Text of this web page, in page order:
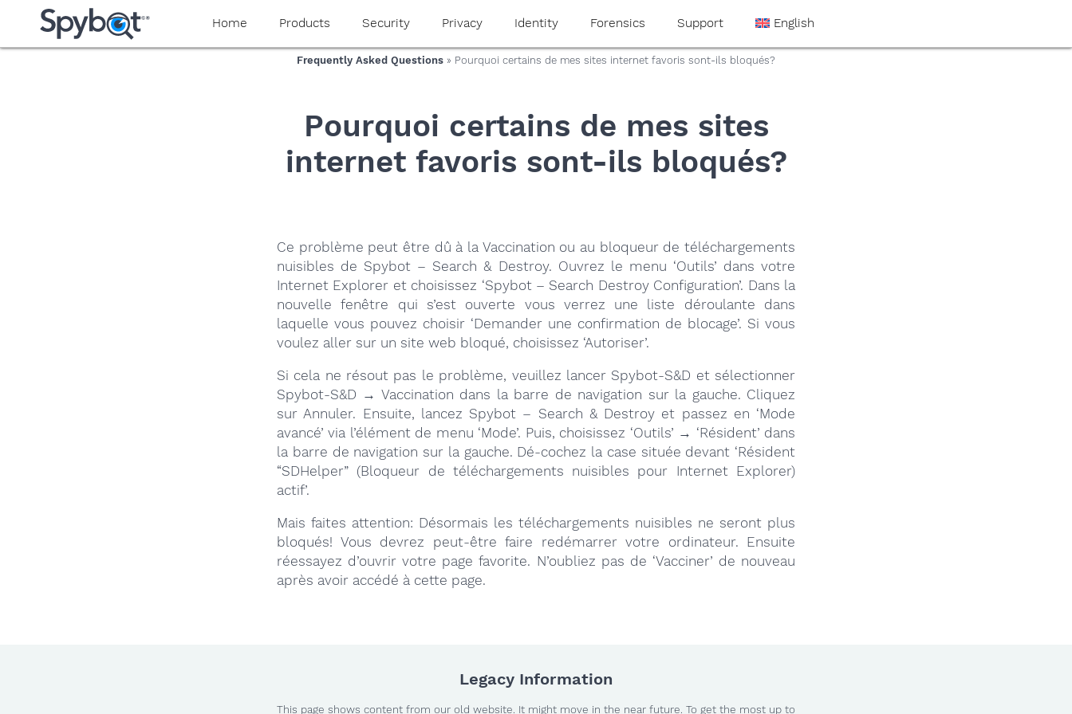
yaaaeag20
Home Products Security Privacy Identity Forensics Support English
Frequently Asked Questions » Pourquoi certains de mes sites internet favoris sont-ils bloqués?
Pourquoi certains de mes sites
internet favoris sont-ils bloqués?
Ce problème peut être dû à la Vaccination ou au bloqueur de téléchargements
nuisibles de Spybot – Search & Destroy. Ouvrez le menu ‘Outils’ dans votre
Internet Explorer et choisissez ‘Spybot – Search Destroy Configuration’. Dans la
nouvelle fenêtre qui s’est ouverte vous verrez une liste déroulante dans
laquelle vous pouvez choisir ‘Demander une confirmation de blocage’. Si vous
voulez aller sur un site web bloqué, choisissez ‘Autoriser’.
Si cela ne résout pas le problème, veuillez lancer Spybot-S&D et sélectionner
Spybot-S&D → Vaccination dans la barre de navigation sur la gauche. Cliquez
sur Annuler. Ensuite, lancez Spybot – Search & Destroy et passez en ‘Mode
avancé’ via l’élément de menu ‘Mode’. Puis, choisissez ‘Outils’ → ‘Résident’ dans
la barre de navigation sur la gauche. Dé-cochez la case située devant ‘Résident
“SDHelper” (Bloqueur de téléchargements nuisibles pour Internet Explorer)
actif’.
Mais faites attention: Désormais les téléchargements nuisibles ne seront plus
bloqués! Vous devrez peut-être faire redémarrer votre ordinateur. Ensuite
réessayez d’ouvrir votre page favorite. N’oubliez pas de ‘Vacciner’ de nouveau
après avoir accédé à cette page.
Legacy Information
This page shows content from our old website. It might move in the near future. To get the most up to